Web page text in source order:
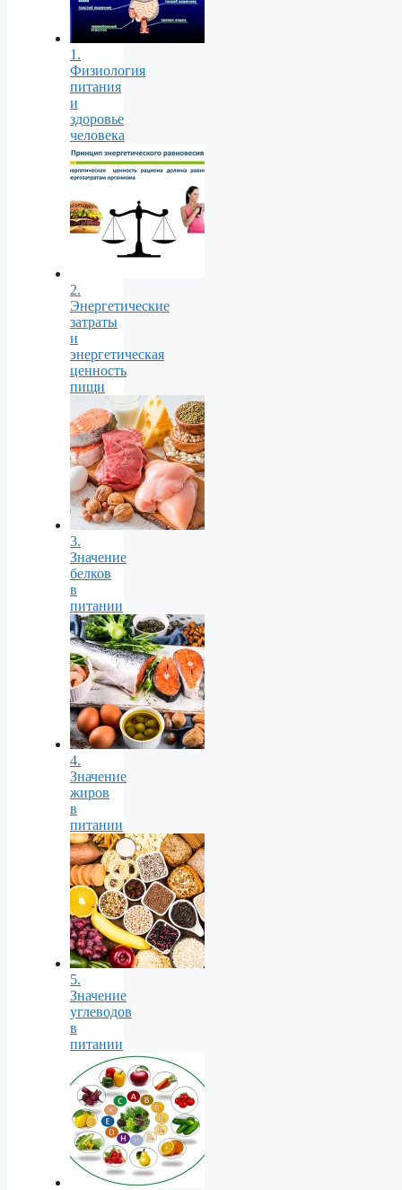
1.
Физиология
питания
и
здоровье
человека
2.
Энергетические
затраты
и
энергетическая
ценность
пищи
3.
Значение
белков
в
питании
4.
Значение
жиров
в
питании
5.
Значение
углеводов
в
питании